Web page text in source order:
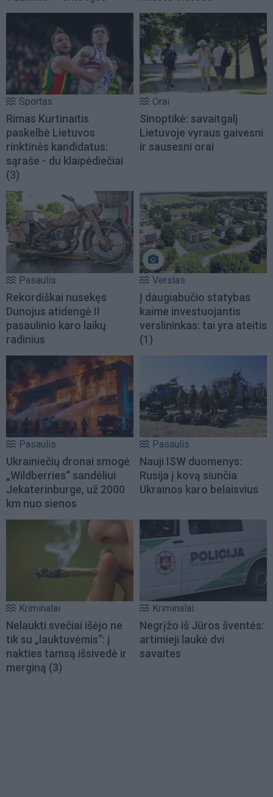
Sportas
Rimas Kurtinaitis
paskelbė Lietuvos
rinktinės kandidatus:
sąraše - du klaipėdiečiai
(3)
Orai
Sinoptikė: savaitgalį
Lietuvoje vyraus gaivesni
ir sausesni orai
Pasaulis
Rekordiškai nusekęs
Dunojus atidengė II
pasaulinio karo laikų
radinius
Verslas
Į daugiabučio statybas
kaime investuojantis
verslininkas: tai yra ateitis
(1)
Pasaulis
Ukrainiečių dronai smogė
„Wildberries“ sandėliui
Jekaterinburge, už 2000
km nuo sienos
Pasaulis
Nauji ISW duomenys:
Rusija į kovą siunčia
Ukrainos karo belaisvius
Kriminalai
Nelaukti svečiai išėjo ne
tik su „lauktuvėmis“: į
nakties tamsą išsivedė ir
merginą (3)
Kriminalai
Negrįžo iš Jūros šventės:
artimieji laukė dvi
savaites